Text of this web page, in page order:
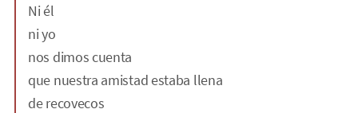
Ni él
ni yo
nos dimos cuenta
que nuestra amistad estaba llena
de recovecos